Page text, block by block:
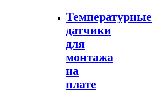
Температурные
датчики
для
монтажа
на
плате